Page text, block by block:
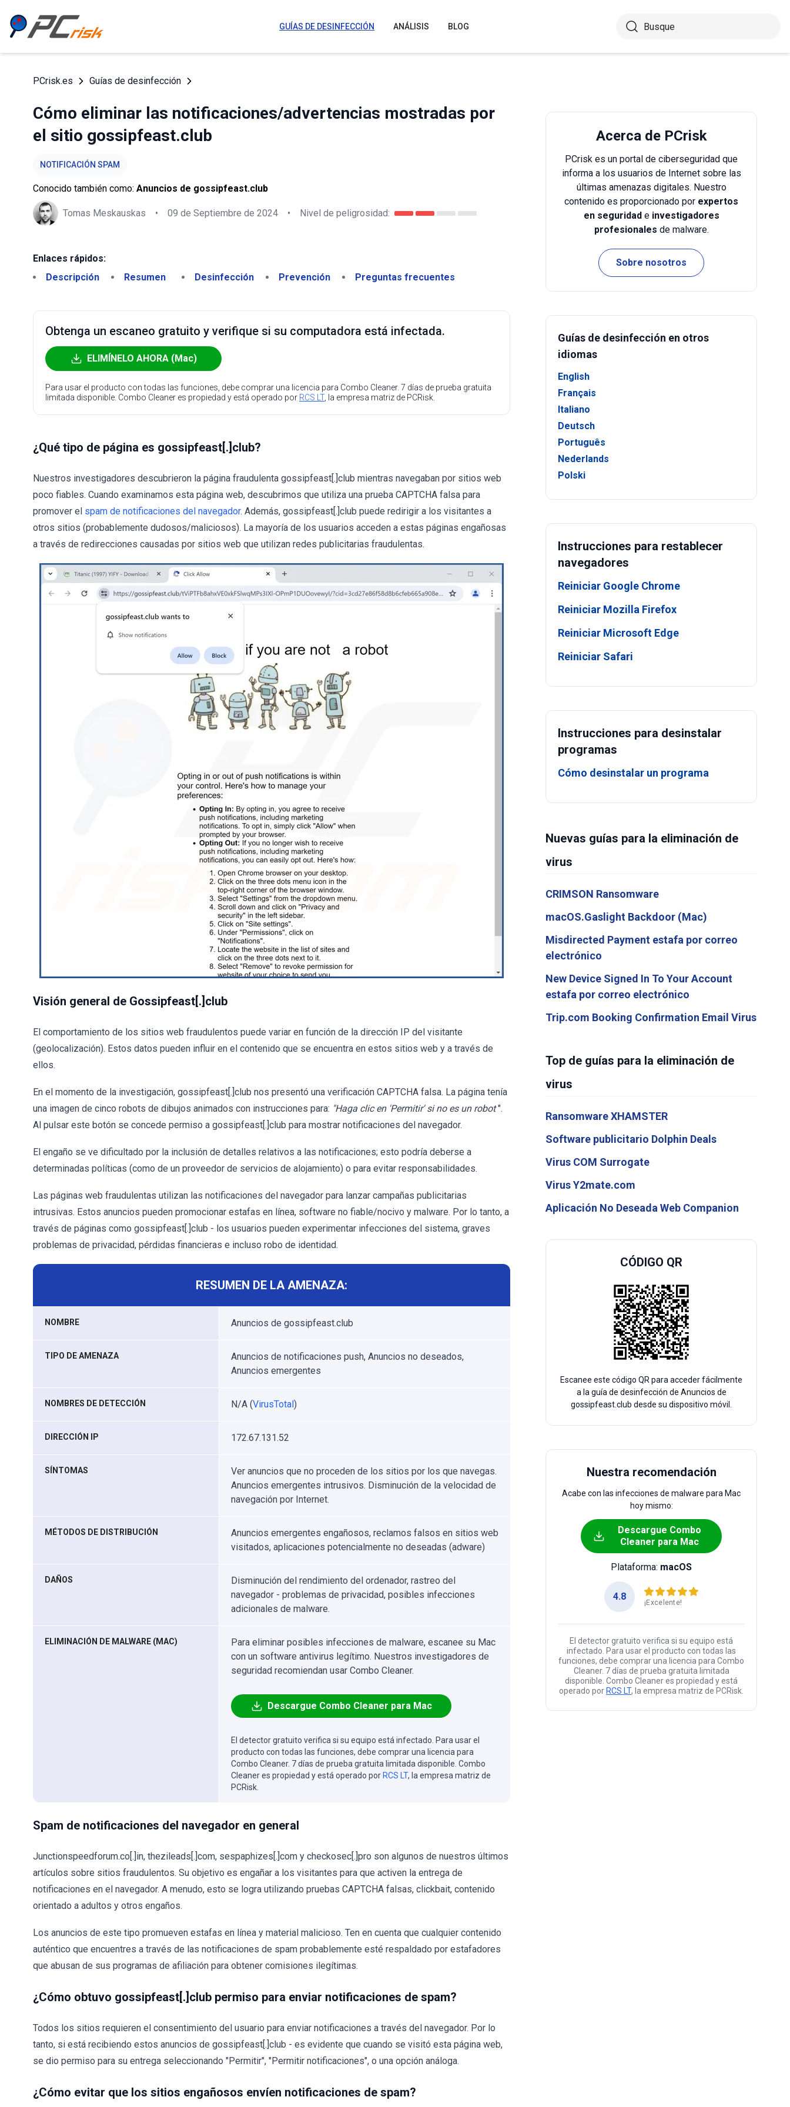
GUÍAS DE DESINFECCIÓN ANÁLISIS BLOG
PCrisk.es Guías de desinfección
Cómo eliminar las notificaciones/advertencias mostradas por
el sitio gossipfeast.club
NOTIFICACIÓN SPAM
Conocido también como: Anuncios de gossipfeast.club
Tomas Meskauskas • 09 de Septiembre de 2024 • Nivel de peligrosidad:
Enlaces rápidos:
Descripción
Resumen Desinfección Prevención Preguntas frecuentes
Obtenga un escaneo gratuito y verifique si su computadora está infectada.
ELIMÍNELO AHORA (Mac)
Para usar el producto con todas las funciones, debe comprar una licencia para Combo Cleaner. 7 días de prueba gratuita
limitada disponible. Combo Cleaner es propiedad y está operado por RCS LT, la empresa matriz de PCRisk.
¿Qué tipo de página es gossipfeast[.]club?
Nuestros investigadores descubrieron la página fraudulenta gossipfeast[.]club mientras navegaban por sitios web
poco fiables. Cuando examinamos esta página web, descubrimos que utiliza una prueba CAPTCHA falsa para
promover el spam de notificaciones del navegador. Además, gossipfeast[.]club puede redirigir a los visitantes a
otros sitios (probablemente dudosos/maliciosos). La mayoría de los usuarios acceden a estas páginas engañosas
a través de redirecciones causadas por sitios web que utilizan redes publicitarias fraudulentas.
Visión general de Gossipfeast[.]club
El comportamiento de los sitios web fraudulentos puede variar en función de la dirección IP del visitante
(geolocalización). Estos datos pueden influir en el contenido que se encuentra en estos sitios web y a través de
ellos.
En el momento de la investigación, gossipfeast[.]club nos presentó una verificación CAPTCHA falsa. La página tenía
una imagen de cinco robots de dibujos animados con instrucciones para: "Haga clic en 'Permitir' si no es un robot ".
Al pulsar este botón se concede permiso a gossipfeast[.]club para mostrar notificaciones del navegador.
El engaño se ve dificultado por la inclusión de detalles relativos a las notificaciones; esto podría deberse a
determinadas políticas (como de un proveedor de servicios de alojamiento) o para evitar responsabilidades.
Las páginas web fraudulentas utilizan las notificaciones del navegador para lanzar campañas publicitarias
intrusivas. Estos anuncios pueden promocionar estafas en línea, software no fiable/nocivo y malware. Por lo tanto, a
través de páginas como gossipfeast[.]club - los usuarios pueden experimentar infecciones del sistema, graves
problemas de privacidad, pérdidas financieras e incluso robo de identidad.
RESUMEN DE LA AMENAZA:
NOMBRE Anuncios de gossipfeast.club
TIPO DE AMENAZA
Anuncios de notificaciones push, Anuncios no deseados,
Anuncios emergentes
NOMBRES DE DETECCIÓN N/A (VirusTotal)
DIRECCIÓN IP 172.67.131.52
SÍNTOMAS
Ver anuncios que no proceden de los sitios por los que navegas.
Anuncios emergentes intrusivos. Disminución de la velocidad de
navegación por Internet.
MÉTODOS DE DISTRIBUCIÓN
Anuncios emergentes engañosos, reclamos falsos en sitios web
visitados, aplicaciones potencialmente no deseadas (adware)
DAÑOS
Disminución del rendimiento del ordenador, rastreo del
navegador - problemas de privacidad, posibles infecciones
adicionales de malware.
ELIMINACIÓN DE MALWARE (MAC)
Para eliminar posibles infecciones de malware, escanee su Mac
con un software antivirus legítimo. Nuestros investigadores de
seguridad recomiendan usar Combo Cleaner.
Descargue Combo Cleaner para Mac
El detector gratuito verifica si su equipo está infectado. Para usar el
producto con todas las funciones, debe comprar una licencia para
Combo Cleaner. 7 días de prueba gratuita limitada disponible. Combo
Cleaner es propiedad y está operado por RCS LT, la empresa matriz de
PCRisk.
Spam de notificaciones del navegador en general
Junctionspeedforum.co[.]in, thezileads[.]com, sespaphizes[.]com y checkosec[.]pro son algunos de nuestros últimos
artículos sobre sitios fraudulentos. Su objetivo es engañar a los visitantes para que activen la entrega de
notificaciones en el navegador. A menudo, esto se logra utilizando pruebas CAPTCHA falsas, clickbait, contenido
orientado a adultos y otros engaños.
Los anuncios de este tipo promueven estafas en línea y material malicioso. Ten en cuenta que cualquier contenido
auténtico que encuentres a través de las notificaciones de spam probablemente esté respaldado por estafadores
que abusan de sus programas de afiliación para obtener comisiones ilegítimas.
¿Cómo obtuvo gossipfeast[.]club permiso para enviar notificaciones de spam?
Todos los sitios requieren el consentimiento del usuario para enviar notificaciones a través del navegador. Por lo
tanto, si está recibiendo estos anuncios de gossipfeast[.]club - es evidente que cuando se visitó esta página web,
se dio permiso para su entrega seleccionando "Permitir", "Permitir notificaciones", o una opción análoga.
¿Cómo evitar que los sitios engañosos envíen notificaciones de spam?
Acerca de PCrisk
PCrisk es un portal de ciberseguridad que
informa a los usuarios de Internet sobre las
últimas amenazas digitales. Nuestro
contenido es proporcionado por expertos
en seguridade investigadores
profesionales de malware.
Sobre nosotros
Guías de desinfección en otros
idiomas
English
Français
Italiano
Deutsch
Português
Nederlands
Polski
Instrucciones para restablecer
navegadores
Reiniciar Google Chrome
Reiniciar Mozilla Firefox
Reiniciar Microsoft Edge
Reiniciar Safari
Instrucciones para desinstalar
programas
Cómo desinstalar un programa
Nuevas guías para la eliminación de
virus
CRIMSON Ransomware
macOS.Gaslight Backdoor (Mac)
Misdirected Payment estafa por correo
electrónico
New Device Signed In To Your Account
estafa por correo electrónico
Trip.com Booking Confirmation Email Virus
Top de guías para la eliminación de
virus
Ransomware XHAMSTER
Software publicitario Dolphin Deals
Virus COM Surrogate
Virus Y2mate.com
Aplicación No Deseada Web Companion
CÓDIGO QR
Escanee este código QR para acceder fácilmente
a la guía de desinfección de Anuncios de
gossipfeast.club desde su dispositivo móvil.
Nuestra recomendación
Acabe con las infecciones de malware para Mac
hoy mismo:
Descargue Combo
Cleaner para Mac
Plataforma: macOS
4.8
¡Excelente!
El detector gratuito verifica si su equipo está
infectado. Para usar el producto con todas las
funciones, debe comprar una licencia para Combo
Cleaner. 7 días de prueba gratuita limitada
disponible. Combo Cleaner es propiedad y está
operado por RCS LT, la empresa matriz de PCRisk.